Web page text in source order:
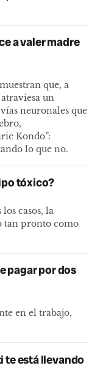
a valer madre
que, a
un
neuronales que
Kondo”:
lo que no.
tóxico?
casos, la
tan pronto como
pagar por dos
en el trabajo,
te está llevando